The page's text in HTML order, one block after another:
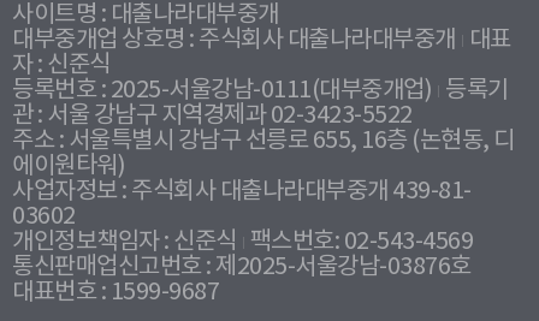
사이트명 : 대출나라대부중개
대부중개업 상호명 : 주식회사 대출나라대부중개
대표
자 : 신준식
등록번호 : 2025-서울강남-0111(대부중개업) 등록기
관 : 서울 강남구 지역경제과 02-3423-5522
주소 : 서울특별시 강남구 선릉로 655, 16층 (논현동, 디
에이원타워)
사업자정보 : 주식회사 대출나라대부중개 439-81-
03602
개인정보책임자 : 신준식
팩스번호: 02-543-4569
통신판매업신고번호 : 제2025-서울강남-03876호
대표번호 : 1599-9687